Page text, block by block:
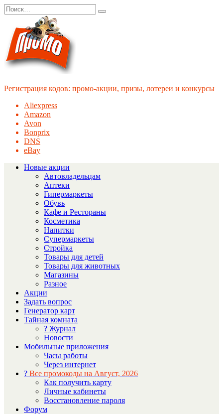
Перейти
к
содержанию
Search
for:
Регистрация кодов: промо-акции, призы, лотереи и конкурсы
Aliexpress
Amazon
Avon
Bonprix
DNS
eBay
Новые акции
Автовладельцам
Аптеки
Гипермаркеты
Обувь
Кафе и Рестораны
Косметика
Напитки
Супермаркеты
Стройка
Товары для детей
Товары для животных
Магазины
Разное
Акции
Задать вопрос
Генератор карт
Тайная комната
? Журнал
Новости
Мобильные приложения
Часы работы
Через интернет
? Все промокоды на Август, 2026
Как получить карту
Личные кабинеты
Восстановление пароля
Форум